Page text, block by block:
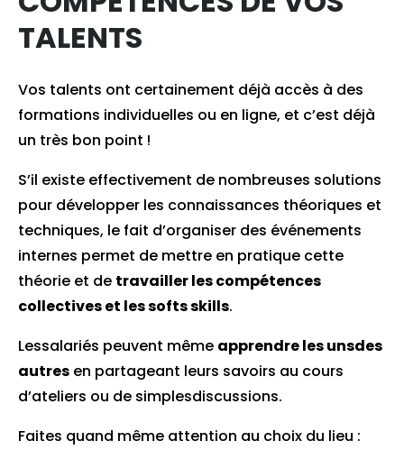
TALENTS
Vos talents ont certainement déjà accès à des
formations individuelles ou en ligne, et c’est déjà
un très bon point !
S’il existe effectivement de nombreuses solutions
pour développer les connaissances théoriques et
techniques, le fait d’organiser des événements
internes permet de mettre en pratique cette
théorie et de travailler les compétences
collectives et les softs skills.
Lessalariés peuvent même apprendre les unsdes
autres en partageant leurs savoirs au cours
d’ateliers ou de simplesdiscussions.
Faites quand même attention au choix du lieu :